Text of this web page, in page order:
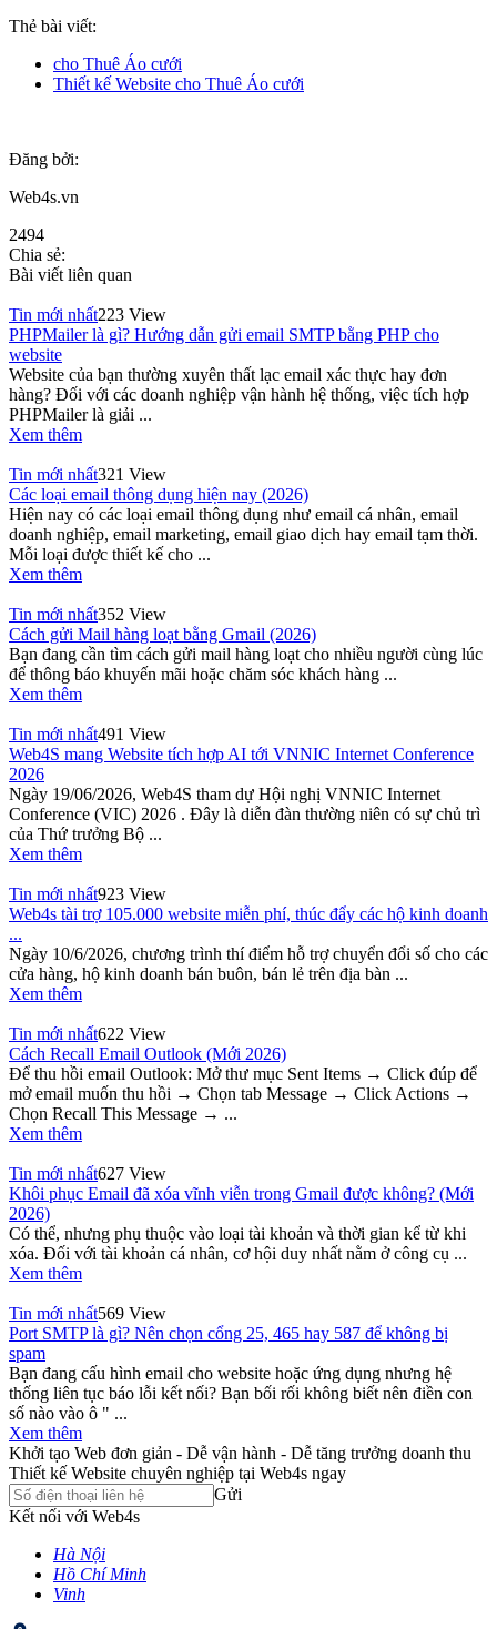
Thẻ bài viết:
cho Thuê Áo cưới
Thiết kế Website cho Thuê Áo cưới
Đăng bởi:
Web4s.vn
2494
Chia sẻ:
Bài viết liên quan
Tin mới nhất223 View
PHPMailer là gì? Hướng dẫn gửi email SMTP bằng PHP cho
website
Website của bạn thường xuyên thất lạc email xác thực hay đơn
hàng? Đối với các doanh nghiệp vận hành hệ thống, việc tích hợp
PHPMailer là giải ...
Xem thêm
Tin mới nhất321 View
Các loại email thông dụng hiện nay (2026)
Hiện nay có các loại email thông dụng như email cá nhân, email
doanh nghiệp, email marketing, email giao dịch hay email tạm thời.
Mỗi loại được thiết kế cho ...
Xem thêm
Tin mới nhất352 View
Cách gửi Mail hàng loạt bằng Gmail (2026)
Bạn đang cần tìm cách gửi mail hàng loạt cho nhiều người cùng lúc
để thông báo khuyến mãi hoặc chăm sóc khách hàng ...
Xem thêm
Tin mới nhất491 View
Web4S mang Website tích hợp AI tới VNNIC Internet Conference
2026
Ngày 19/06/2026, Web4S tham dự Hội nghị VNNIC Internet
Conference (VIC) 2026 . Đây là diễn đàn thường niên có sự chủ trì
của Thứ trưởng Bộ ...
Xem thêm
Tin mới nhất923 View
Web4s tài trợ 105.000 website miễn phí, thúc đẩy các hộ kinh doanh
...
Ngày 10/6/2026, chương trình thí điểm hỗ trợ chuyển đổi số cho các
cửa hàng, hộ kinh doanh bán buôn, bán lẻ trên địa bàn ...
Xem thêm
Tin mới nhất622 View
Cách Recall Email Outlook (Mới 2026)
Để thu hồi email Outlook: Mở thư mục Sent Items → Click đúp để
mở email muốn thu hồi → Chọn tab Message → Click Actions →
Chọn Recall This Message → ...
Xem thêm
Tin mới nhất627 View
Khôi phục Email đã xóa vĩnh viễn trong Gmail được không? (Mới
2026)
Có thể, nhưng phụ thuộc vào loại tài khoản và thời gian kể từ khi
xóa. Đối với tài khoản cá nhân, cơ hội duy nhất nằm ở công cụ ...
Xem thêm
Tin mới nhất569 View
Port SMTP là gì? Nên chọn cổng 25, 465 hay 587 để không bị
spam
Bạn đang cấu hình email cho website hoặc ứng dụng nhưng hệ
thống liên tục báo lỗi kết nối? Bạn bối rối không biết nên điền con
số nào vào ô " ...
Xem thêm
Khởi tạo Web đơn giản - Dễ vận hành - Dễ tăng trưởng doanh thu
Thiết kế Website chuyên nghiệp tại Web4s ngay
Gửi
Kết nối với Web4s
Hà Nội
Hồ Chí Minh
Vinh